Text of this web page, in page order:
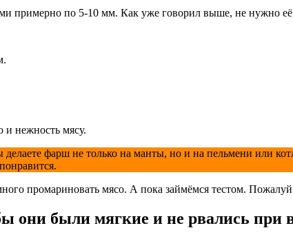
примерно по 5-10 мм. Как уже говорил выше, не нужно её
и нежность мясу.
фарш не только на манты, но и на пельмени или
промариновать мясо. А пока займёмся тестом.
они были мягкие и не рвались при